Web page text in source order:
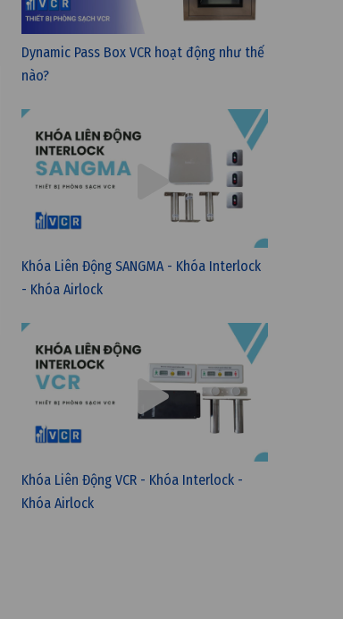
Dynamic Pass Box VCR hoạt động như thế
nào?
Khóa Liên Động SANGMA - Khóa Interlock
- Khóa Airlock
Khóa Liên Động VCR - Khóa Interlock -
Khóa Airlock